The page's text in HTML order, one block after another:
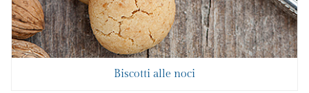
Biscotti alle noci